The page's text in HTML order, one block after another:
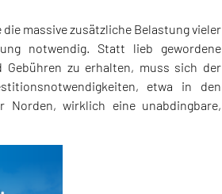
massive zusätzliche Belastung vieler
notwendig. Statt lieb gewordene
zu erhalten, muss sich der
etwa in den
wirklich eine unabdingbare,